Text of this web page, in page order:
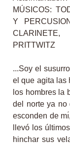
MÚSICOS:
Y
PRITTWITZ
...Soy el
el que agita las
los hombres la
del norte ya no
esconden de
llevó los
hinchar sus